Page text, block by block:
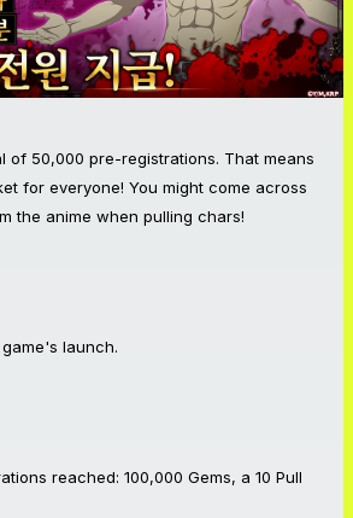
of 50,000 pre-registrations. That means
for everyone! You might come across
the anime when pulling chars!
launch.
reached: 100,000 Gems, a 10 Pull